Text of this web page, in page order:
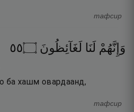
тафсир
وَإِنَّهُمْ لَنَا لَغَآئِظُونَ ۝٥٥
ба хашм овардаанд,
тафсир